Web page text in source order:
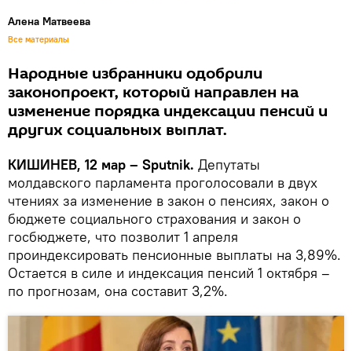
Алена Матвеева
Все материалы
Народные избранники одобрили
законопроект, который направлен на
изменение порядка индексации пенсий и
других социальных выплат.
КИШИНЕВ, 12 мар – Sputnik. Депутаты
молдавского парламента проголосовали в двух
чтениях за изменение в закон о пенсиях, закон о
бюджете социального страхования и закон о
госбюджете, что позволит 1 апреля
проиндексировать пенсионные выплаты на 3,89%.
Остается в силе и индексация пенсий 1 октября –
по прогнозам, она составит 3,2%.